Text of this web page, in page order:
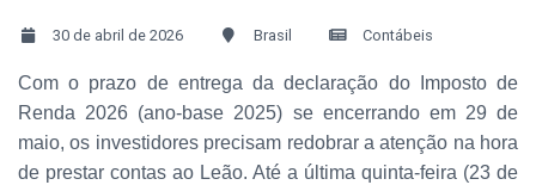
30 de abril de 2026 Brasil Contábeis
Com o prazo de entrega da declaração do Imposto de
Renda 2026 (ano-base 2025) se encerrando em 29 de
maio, os investidores precisam redobrar a atenção na hora
de prestar contas ao Leão. Até a última quinta-feira (23 de